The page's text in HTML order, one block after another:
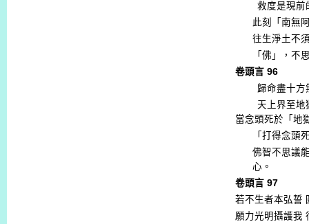
救度是現前
此刻「南無
往生淨土不
「佛」，不
卷頭言 96
歸命盡十方
天上界至地
當念頭死於「地
「打得念頭
佛智不思議
心。
卷頭言 97
若不生者本弘誓
願力光明攝護我